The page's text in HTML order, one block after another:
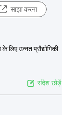
साझा करना
लिए उन्नत प्रौद्योगिकी
संदेश छोड़ें